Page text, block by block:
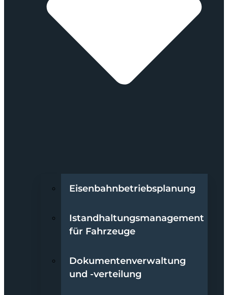
Eisenbahnbetriebsplanung
Istandhaltungsmanagement
für Fahrzeuge
Dokumentenverwaltung
und -verteilung